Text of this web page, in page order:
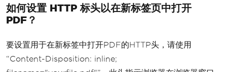
如何设置 HTTP 标头以在新标签页中打开
PDF？
要设置用于在新标签中打开PDF的HTTP头，请使用
“Content-Disposition: inline;